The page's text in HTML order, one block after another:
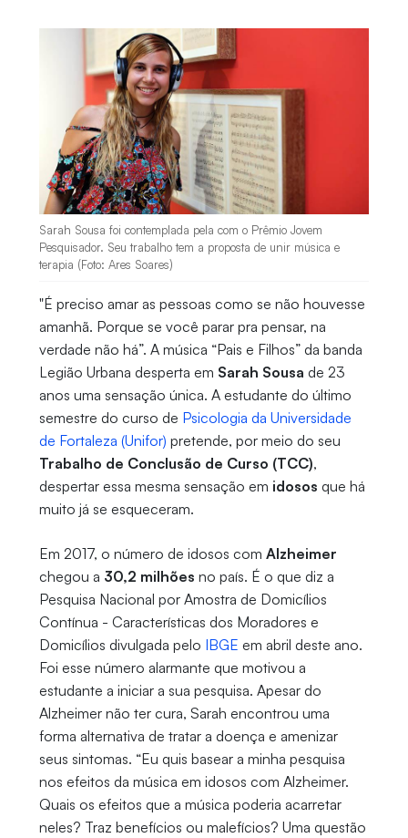
Sarah Sousa foi contemplada pela com o Prêmio Jovem
Pesquisador. Seu trabalho tem a proposta de unir música e
terapia (Foto: Ares Soares)
"É preciso amar as pessoas como se não houvesse
amanhã. Porque se você parar pra pensar, na
verdade não há”. A música “Pais e Filhos” da banda
Legião Urbana desperta em Sarah Sousa de 23
anos uma sensação única. A estudante do último
semestre do curso de Psicologia da Universidade
de Fortaleza (Unifor) pretende, por meio do seu
Trabalho de Conclusão de Curso (TCC),
despertar essa mesma sensação em idosos que há
muito já se esqueceram.
Em 2017, o número de idosos com Alzheimer
chegou a 30,2 milhões no país. É o que diz a
Pesquisa Nacional por Amostra de Domicílios
Contínua - Características dos Moradores e
Domicílios divulgada pelo IBGE em abril deste ano.
Foi esse número alarmante que motivou a
estudante a iniciar a sua pesquisa. Apesar do
Alzheimer não ter cura, Sarah encontrou uma
forma alternativa de tratar a doença e amenizar
seus sintomas. “Eu quis basear a minha pesquisa
nos efeitos da música em idosos com Alzheimer.
Quais os efeitos que a música poderia acarretar
neles? Traz benefícios ou malefícios? Uma questão